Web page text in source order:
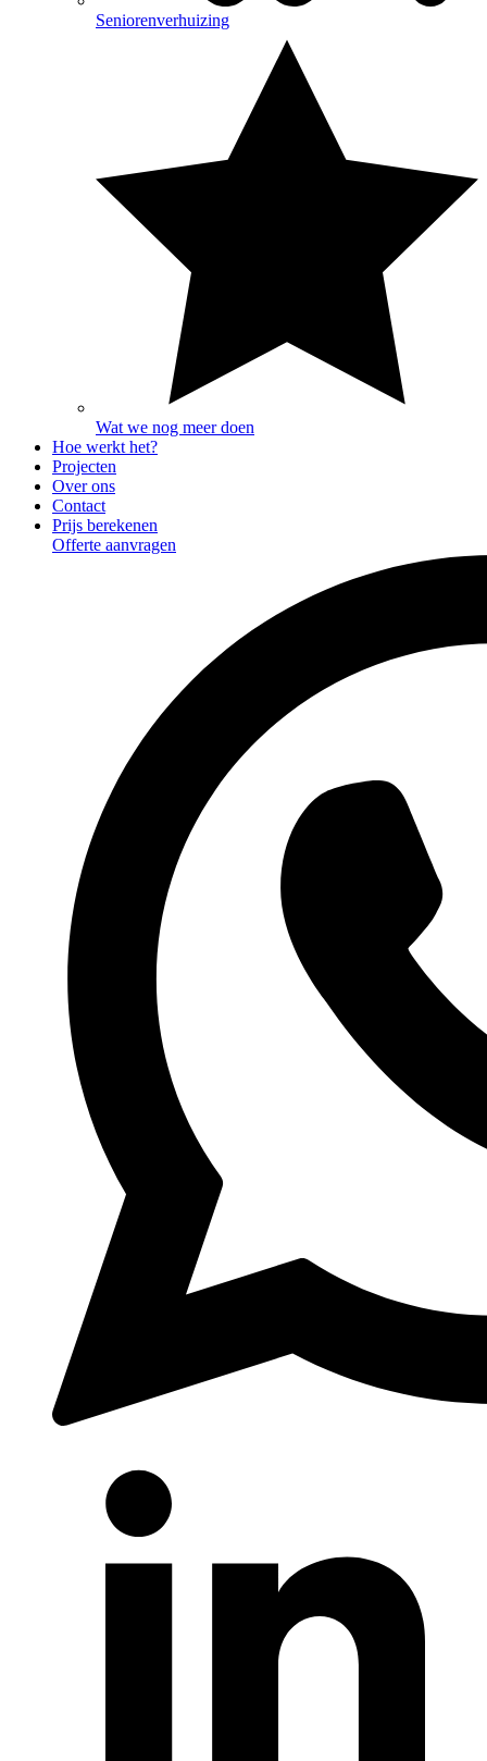
Seniorenverhuizing
Wat we nog meer doen
Hoe werkt het?
Projecten
Over ons
Contact
Prijs berekenen
Offerte aanvragen